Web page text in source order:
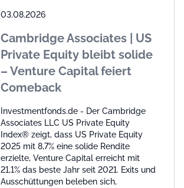
03.08.2026
Cambridge Associates | US
Private Equity bleibt solide
– Venture Capital feiert
Comeback
Investmentfonds.de - Der Cambridge
Associates LLC US Private Equity
Index® zeigt, dass US Private Equity
2025 mit 8,7% eine solide Rendite
erzielte, Venture Capital erreicht mit
21,1% das beste Jahr seit 2021. Exits und
Ausschüttungen beleben sich,